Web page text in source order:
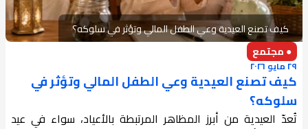
كيف تصنع العيدية وعي الطفل المالي وتؤثر في سلوكه؟
● مجتمع
٢٩ مايو ٢٠٢٦
كيف تصنع العيدية وعي الطفل المالي وتؤثر في
سلوكه؟
تُعدّ العيدية من أبرز المظاهر المرتبطة بالأعياد، سواء في عيد